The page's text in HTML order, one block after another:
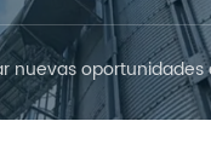
nuevas